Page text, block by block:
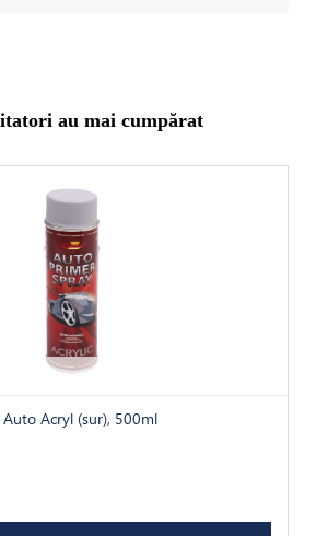
au mai cumpărat
Acryl (sur), 500ml